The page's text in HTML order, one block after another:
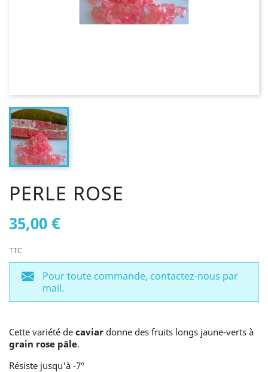
PERLE ROSE
35,00 €
TTC
Pour toute commande, contactez-nous par
mail.
Cette variété de caviar donne des fruits longs jaune-verts à
grain rose pâle.
Résiste jusqu'à -7°